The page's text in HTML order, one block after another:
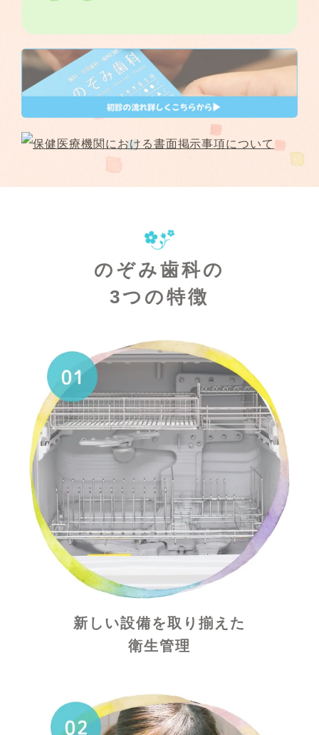
診療所型歯科健診・歯周疾患検診について
4月の診療について
2026.03.03
3月の診療について
12月の診療日について
10月の診療について
のぞみ歯科の
3つの特徴
新しい設備を取り揃えた
衛生管理